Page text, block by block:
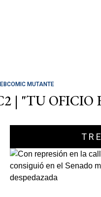
MUTANTE
| "TU OFICIO